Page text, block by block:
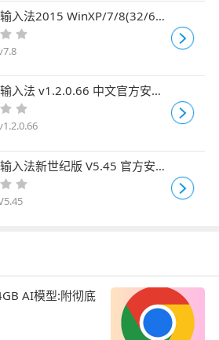
WinXP/7/8(32/64
v7.8 中文官方安装版
入法 v1.2.0.66 中文官方安装
入法新世纪版 V5.45 官方安装
AI模型:附彻底